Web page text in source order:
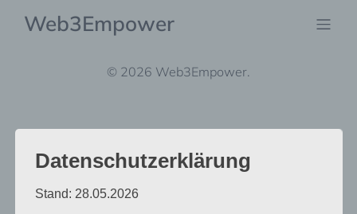
Web3Empower
© 2026 Web3Empower.
Datenschutzerklärung
Stand: 28.05.2026